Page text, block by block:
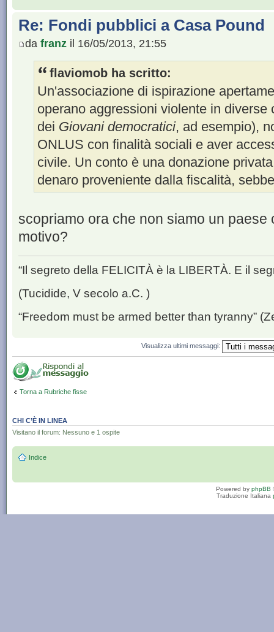
Re: Fondi pubblici a Casa Pound
da franz il 16/05/2013, 21:55
flaviomob ha scritto:
Un'associazione di ispirazione
operano aggressioni violente in diverse
dei Giovani democratici, ad esempio),
ONLUS con finalità sociali e aver
civile. Un conto è una donazione
denaro proveniente dalla fiscalità,
scopriamo ora che non siamo un paese
motivo?
“Il segreto della FELICITÀ è la LIBERTÀ. E il
(Tucidide, V secolo a.C. )
“Freedom must be armed better than tyranny”
Visualizza ultimi messaggi:
Torna a Rubriche fisse
CHI C’È IN LINEA
Visitano il forum: Nessuno e 1 ospite
Indice
Powered by phpBB
Traduzione Italiana